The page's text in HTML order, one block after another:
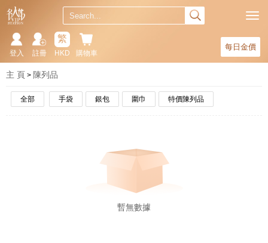
每日金價
購物車
繁
HKD
註冊
登入
主 頁 陳列品
全部 手袋 銀包 圍巾 特價陳列品
暫無數據